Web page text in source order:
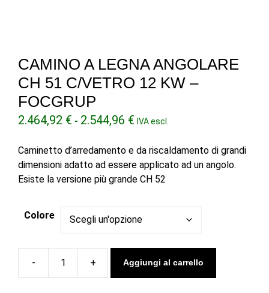
CAMINO A LEGNA ANGOLARE
CH 51 C/VETRO 12 KW –
FOCGRUP
2.464,92 € - 2.544,96 € Fascia
prezzo:
da
2.464,92 €
IVA escl.
Caminetto d’arredamento e da riscaldamento di grandi
dimensioni adatto ad essere applicato ad un angolo.
Esiste la versione più grande CH 52
Colore
Camino
Aggiungi al carrello